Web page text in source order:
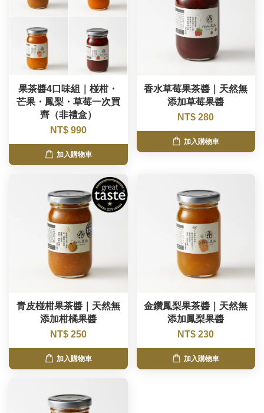
果茶醬4口味組｜椪柑・
芒果・鳳梨・草莓一次買
齊（非禮盒）
NT$ 990
加入購物車
香水草莓果茶醬｜天然無
添加草莓果醬
NT$ 280
加入購物車
青皮椪柑果茶醬｜天然無
添加柑橘果醬
NT$ 250
加入購物車
金鑽鳳梨果茶醬｜天然無
添加鳳梨果醬
NT$ 230
加入購物車